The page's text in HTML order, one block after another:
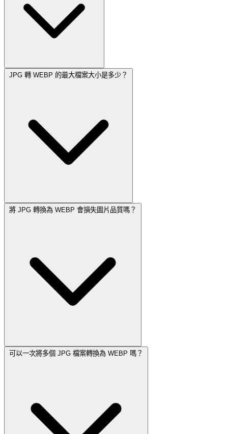
JPG 轉 WEBP 的最大檔案大小是多少？
將 JPG 轉換為 WEBP 會損失圖片品質嗎？
可以一次將多個 JPG 檔案轉換為 WEBP 嗎？